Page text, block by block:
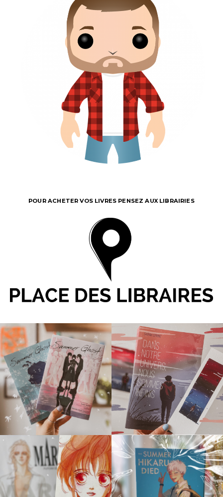
POUR ACHETER VOS LIVRES PENSEZ AUX LIBRAIRIES